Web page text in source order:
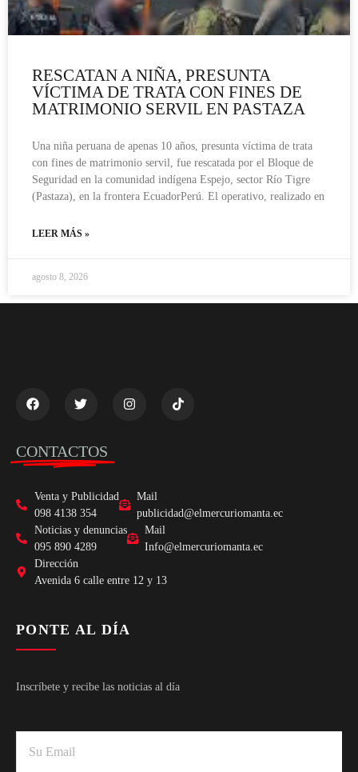
RESCATAN A NIÑA, PRESUNTA
VÍCTIMA DE TRATA CON FINES DE
MATRIMONIO SERVIL EN PASTAZA
Una niña peruana de apenas 10 años, presunta víctima de trata
con fines de matrimonio servil, fue rescatada por el Bloque de
Seguridad en la comunidad indígena Espejo, sector Río Tigre
(Pastaza), en la frontera EcuadorPerú. El operativo, realizado en
LEER MÁS »
agosto 8, 2026
CONTACTOS
Venta y Publicidad
098 4138 354
Mail
publicidad@elmercuriomanta.ec
Noticias y denuncias
095 890 4289
Mail
Info@elmercuriomanta.ec
Dirección
Avenida 6 calle entre 12 y 13
PONTE AL DÍA
Inscríbete y recibe las noticias al día